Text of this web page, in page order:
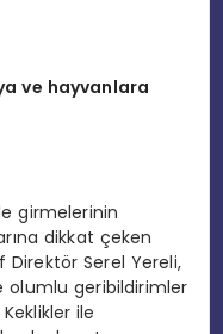
ve hayvanlara
girmelerinin
dikkat çeken
Serel Yereli,
olumlu geribildirimler
ile